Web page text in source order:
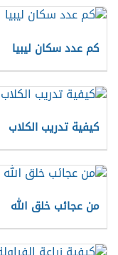
كم عدد سكان ليبيا
كيفية تدريب الكلاب
من عجائب خلق الله